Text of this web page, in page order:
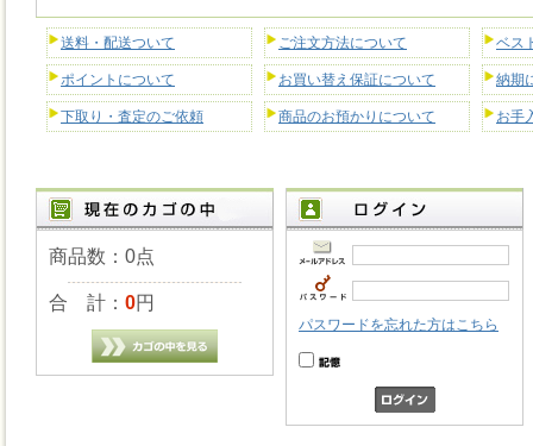
送料・配送ついて ご注文方法について ベス
ポイントについて お買い替え保証について 納期
下取り・査定のご依頼 商品のお預かりについて お手
商品数：0点
合 計： 0円
パスワードを忘れた方はこちら